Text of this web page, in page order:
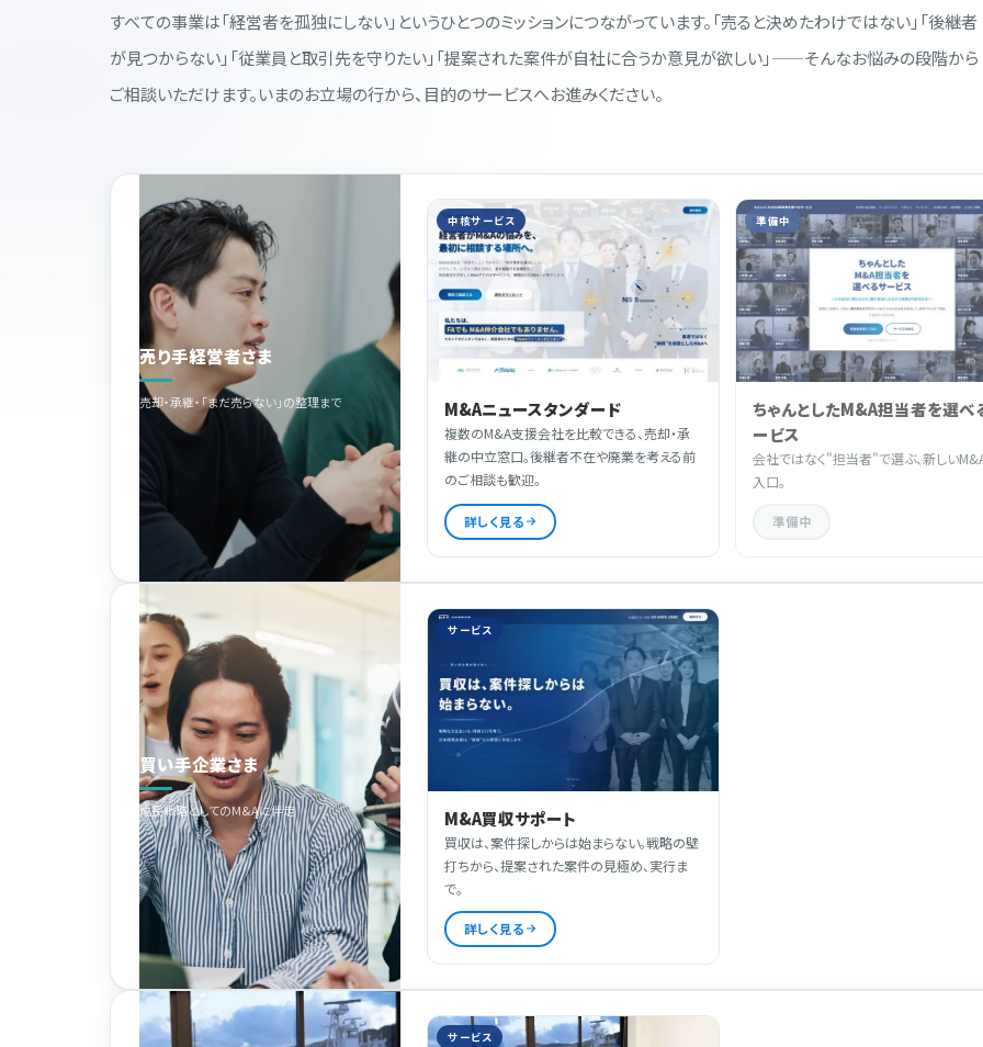
すべての事業は「経営者を孤独にしない」というひとつのミッションにつながっています。「売ると決めたわけではない」「後継者
が見つからない」「従業員と取引先を守りたい」「提案された案件が自社に合うか意見が欲しい」——そんなお悩みの段階から
ご相談いただけます。いまのお立場の行から、目的のサービスへお進みください。
売り手経営者さま
売却・承継・「まだ売らない」の整理まで
中核サービス
M&Aニュースタンダード
複数のM&A支援会社を比較できる、売却・承
継の中立窓口。後継者不在や廃業を考える前
のご相談も歓迎。
詳しく見る
準備中
ちゃんとしたM&A担当者を選べ
ービス
会社ではなく"担当者"で選ぶ、新しい
入口。
準備中
買い手企業さま
成長戦略としてのM&Aに伴走
サービス
M&A買収サポート
買収は、案件探しからは始まらない。戦略の壁
打ちから、提案された案件の見極め、実行ま
で。
詳しく見る
サービス